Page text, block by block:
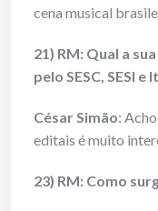
cena musical
21) RM: Qual a
pelo SESC, SESI
César Simão:
editais é muito
23) RM: Como